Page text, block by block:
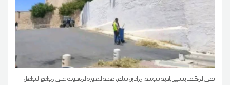
نفى المكلف بتسيير بلدية سوسة، مراد بن سالم، صحة الصورة المتداولة على مواقع التواصل